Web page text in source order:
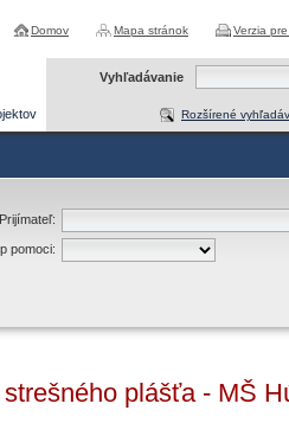
Domov Mapa stránok Verzia
Vyhľadávanie
Rozšírené
Prijímateľ:
pomoci:
plášťa - MŠ